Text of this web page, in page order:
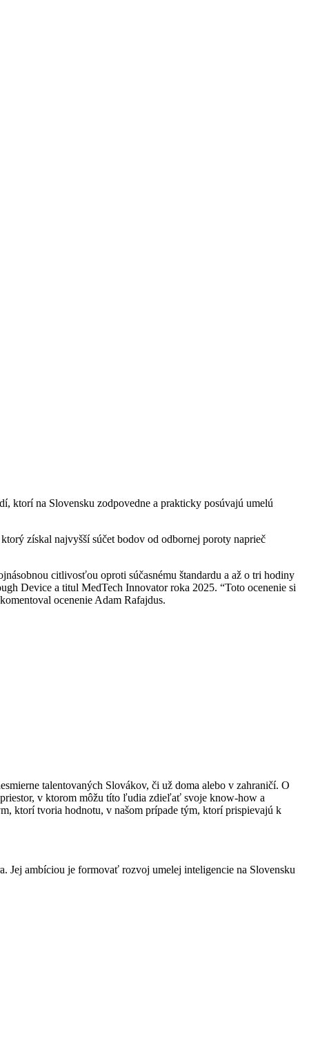
ktorí na Slovensku zodpovedne a prakticky posúvajú umelú
získal najvyšší súčet bodov od odbornej poroty naprieč
citlivosťou oproti súčasnému štandardu a až o tri hodiny
Device a titul MedTech Innovator roka 2025. “Toto ocenenie si
ocenenie Adam Rafajdus.
talentovaných Slovákov, či už doma alebo v zahraničí. O
v ktorom môžu títo ľudia zdieľať svoje know-how a
ktorí tvoria hodnotu, v našom prípade tým, ktorí prispievajú k
Jej ambíciou je formovať rozvoj umelej inteligencie na Slovensku